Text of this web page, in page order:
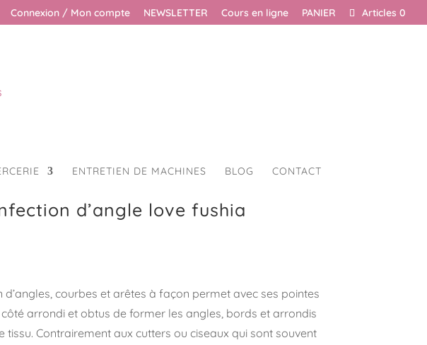
Connexion / Mon compte NEWSLETTER Cours en ligne PANIER Articles 0
ENTRETIEN DE MACHINES BLOG CONTACT
d’angle love fushia
d’angles, courbes et arêtes à façon permet avec ses pointes
arrondi et obtus de former les angles, bords et arrondis
Contrairement aux cutters ou ciseaux qui sont souvent